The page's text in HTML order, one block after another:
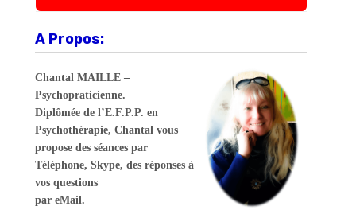
A Propos:
Chantal MAILLE –
Psychopraticienne.
Diplômée de l’E.F.P.P. en
Psychothérapie, Chantal vous
propose des séances par
Téléphone, Skype, des réponses à
vos questions
par eMail.